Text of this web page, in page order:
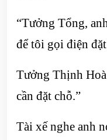
“Tưởng Tổng,
để tôi gọi điện
Tưởng Thịnh
cần đặt chỗ.”
Tài xế nghe anh